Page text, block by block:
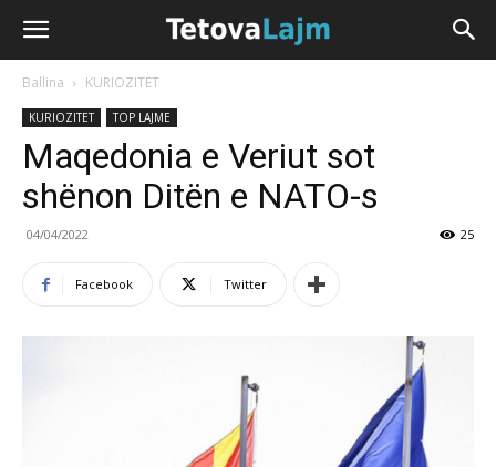
Ballina KURIOZITET
KURIOZITET TOP LAJME
Maqedonia e Veriut sot
shënon Ditën e NATO-s
04/04/2022 25
Facebook Twitter